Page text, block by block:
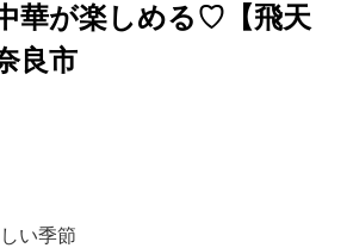
華が楽しめる♡【飛天
良市
い季節